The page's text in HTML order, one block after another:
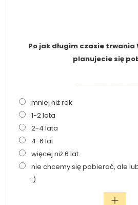
Po jak długim czasie trwania
planujecie się
mniej niż rok
1-2 lata
2-4 lata
4-6 lat
więcej niż 6 lat
nie chcemy się pobierać, ale
:)